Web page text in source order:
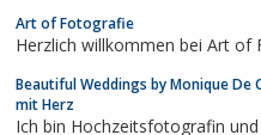
aktiv zu sein. Wir lieben es
zu teilen...
Art of Fotografie
Herzlich willkommen bei Art of
Beautiful Weddings by Monique
mit Herz
Ich bin Hochzeitsfotografin